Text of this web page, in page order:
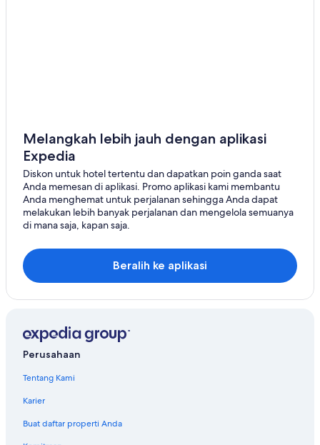
Motel di New Castle
Hotel di Red Cliff
Hotel di Sedalia
Melangkah lebih jauh dengan aplikasi
Expedia
Diskon untuk hotel tertentu dan dapatkan poin ganda saat
Anda memesan di aplikasi. Promo aplikasi kami membantu
Anda menghemat untuk perjalanan sehingga Anda dapat
melakukan lebih banyak perjalanan dan mengelola semuanya
di mana saja, kapan saja.
Beralih ke aplikasi
Perusahaan
Tentang Kami
Karier
Buat daftar properti Anda